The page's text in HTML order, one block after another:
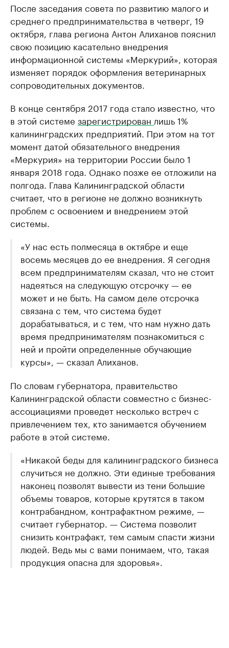
После заседания совета по развитию малого и
среднего предпринимательства в четверг, 19
октября, глава региона Антон Алиханов пояснил
свою позицию касательно внедрения
информационной системы «Меркурий», которая
изменяет порядок оформления ветеринарных
сопроводительных документов.
В конце сентября 2017 года стало известно, что
в этой системе зарегистрирован лишь 1%
калининградских предприятий. При этом на тот
момент датой обязательного внедрения
«Меркурия» на территории России было 1
января 2018 года. Однако позже ее отложили на
полгода. Глава Калининградской области
считает, что в регионе не должно возникнуть
проблем с освоением и внедрением этой
системы.
«У нас есть полмесяца в октябре и еще
восемь месяцев до ее внедрения. Я сегодня
всем предпринимателям сказал, что не стоит
надеяться на следующую отсрочку — ее
может и не быть. На самом деле отсрочка
связана с тем, что система будет
дорабатываться, и с тем, что нам нужно дать
время предпринимателям познакомиться с
ней и пройти определенные обучающие
курсы», — сказал Алиханов.
По словам губернатора, правительство
Калининградской области совместно с бизнес-
ассоциациями проведет несколько встреч с
привлечением тех, кто занимается обучением
работе в этой системе.
«Никакой беды для калининградского бизнеса
случиться не должно. Эти единые требования
наконец позволят вывести из тени большие
объемы товаров, которые крутятся в таком
контрабандном, контрафактном режиме, —
считает губернатор. — Система позволит
снизить контрафакт, тем самым спасти жизни
людей. Ведь мы с вами понимаем, что, такая
продукция опасна для здоровья».